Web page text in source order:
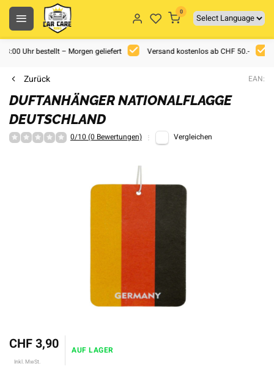
0
Uhr bestellt – Morgen geliefert Versand kostenlos ab CHF 50.-
Zurück EAN:
DUFTANHÄNGER NATIONALFLAGGE
DEUTSCHLAND
0/10 (0 Bewertungen) Vergleichen
CHF 3,90
Inkl. MwSt.
AUF LAGER